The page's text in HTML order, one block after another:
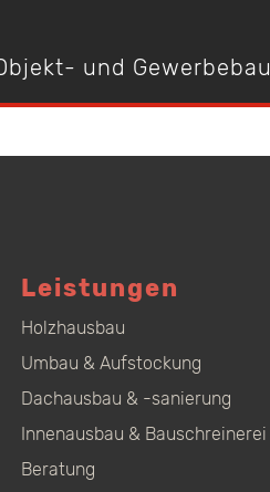
und Gewerbebau
Leistungen
Holzhausbau
Umbau & Aufstockung
Dachausbau & -sanierung
Innenausbau & Bauschreinerei
Beratung